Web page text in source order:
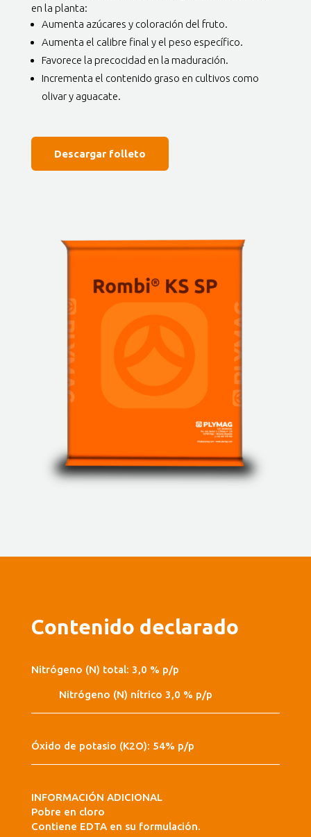
en la planta:
Aumenta azúcares y coloración del fruto.
Aumenta el calibre final y el peso específico.
Favorece la precocidad en la maduración.
Incrementa el contenido graso en cultivos como
olivar y aguacate.
Descargar folleto
Contenido declarado
Nitrógeno (N) total: 3,0 % p/p
Nitrógeno (N) nítrico 3,0 % p/p
Óxido de potasio (K2O): 54% p/p
INFORMACIÓN ADICIONAL
Pobre en cloro
Contiene EDTA en su formulación.